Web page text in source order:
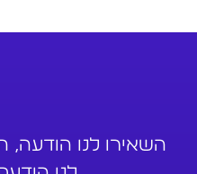
השאירו לנו הודעה,